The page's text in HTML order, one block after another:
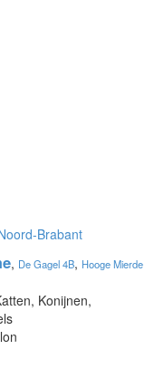
Brabant
, De Gagel 4B, Hooge Mierde
Konijnen,